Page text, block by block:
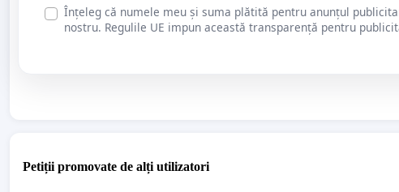
Înțeleg că numele meu și suma plătită pentru anunțul
nostru. Regulile UE impun această transparență pentru
Petiții promovate de alți utilizatori